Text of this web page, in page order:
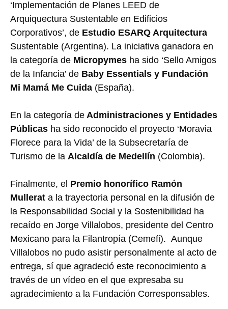
‘Implementación de Planes LEED de
Arquiquectura Sustentable en Edificios
Corporativos’, de Estudio ESARQ Arquitectura
Sustentable (Argentina). La iniciativa ganadora en
la categoría de Micropymes ha sido ‘Sello Amigos
de la Infancia’ de Baby Essentials y Fundación
Mi Mamá Me Cuida (España).
En la categoría de Administraciones y Entidades
Públicas ha sido reconocido el proyecto ‘Moravia
Florece para la Vida’ de la Subsecretaría de
Turismo de la Alcaldía de Medellín (Colombia).
Finalmente, el Premio honorífico Ramón
Mullerat a la trayectoria personal en la difusión de
la Responsabilidad Social y la Sostenibilidad ha
recaído en Jorge Villalobos, presidente del Centro
Mexicano para la Filantropía (Cemefi). Aunque
Villalobos no pudo asistir personalmente al acto de
entrega, sí que agradeció este reconocimiento a
través de un vídeo en el que expresaba su
agradecimiento a la Fundación Corresponsables.